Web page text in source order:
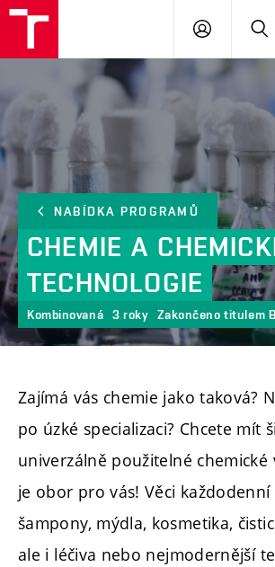
PŘIHLÁSIT
NABÍDKA PROGRAMŮ
CHEMIE A
TECHNOLOGIE
Kombinovaná 3 roky Zakončeno titulem
Zajímá vás chemie jako taková?
po úzké specializaci? Chcete mít
univerzálně použitelné chemické
je obor pro vás! Věci
šampony, mýdla, kosmetika,
ale i léčiva nebo nejmodernější